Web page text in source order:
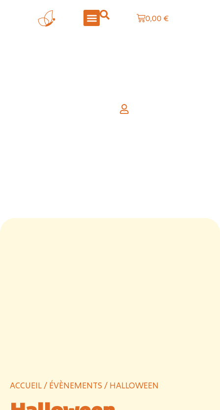
0,00 €
ACCUEIL/ ÉVÈNEMENTS / HALLOWEEN